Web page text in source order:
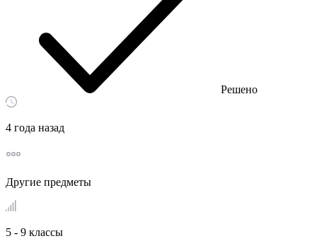
Решено
4 года назад
Другие предметы
5 - 9 классы